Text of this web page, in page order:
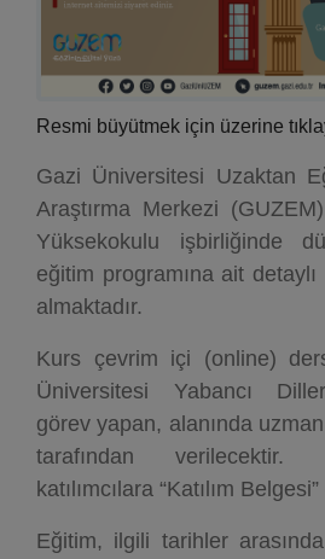
Resmi büyütmek için üzerine
Gazi Üniversitesi Uzaktan
Araştırma Merkezi
Yüksekokulu işbirliğinde
eğitim programına ait
almaktadır.
Kurs çevrim içi (online)
Üniversitesi Yabancı
görev yapan, alanında
tarafından verilecektir.
katılımcılara “Katılım
Eğitim, ilgili tarihler